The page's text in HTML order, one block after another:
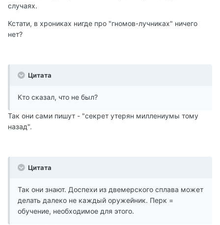
случаях.
Кстати, в хрониках нигде про "гномов-лучниках" ничего
нет?
Цитата
Кто сказал, что не был?
Так они сами пишут - "секрет утерян миллениумы тому
назад".
Цитата
Так они знают. Доспехи из двемерского сплава может
делать далеко не каждый оружейник. Перк =
обучение, необходимое для этого.